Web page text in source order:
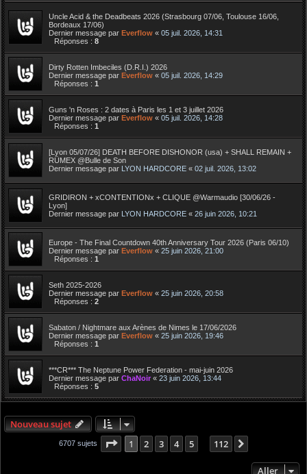
Uncle Acid & the Deadbeats 2026 (Strasbourg 07/06, Toulouse 16/06,
Bordeaux 17/06)
Dernier message par Everflow « 05 juil. 2026, 14:31
Réponses : 8
Dirty Rotten Imbeciles (D.R.I.) 2026
Dernier message par Everflow « 05 juil. 2026, 14:29
Réponses : 1
Guns 'n Roses : 2 dates à Paris les 1 et 3 juillet 2026
Dernier message par Everflow « 05 juil. 2026, 14:28
Réponses : 1
[Lyon 05/07/26] DEATH BEFORE DISHONOR (usa) + SHALL REMAIN +
RÜMEX @Bulle de Son
Dernier message par LYON HARDCORE « 02 juil. 2026, 13:02
GRIDIRON + xCONTENTIONx + CLIQUE @Warmaudio [30/06/26 -
Lyon]
Dernier message par LYON HARDCORE « 26 juin 2026, 10:21
Europe - The Final Countdown 40th Anniversary Tour 2026 (Paris 06/10)
Dernier message par Everflow « 25 juin 2026, 21:00
Réponses : 1
Seth 2025-2026
Dernier message par Everflow « 25 juin 2026, 20:58
Réponses : 2
Sabaton / Nightmare aux Arènes de Nimes le 17/06/2026
Dernier message par Everflow « 25 juin 2026, 19:46
Réponses : 1
***CR*** The Neptune Power Federation - mai-juin 2026
Dernier message par ChaNoir « 23 juin 2026, 13:44
Réponses : 5
Nouveau sujet
6707 sujets Page 1sur112
1 2 3 4 5 112
Aller